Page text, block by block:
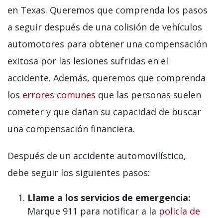
en Texas. Queremos que comprenda los pasos
a seguir después de una colisión de vehículos
automotores para obtener una compensación
exitosa por las lesiones sufridas en el
accidente. Además, queremos que comprenda
los errores comunes que las personas suelen
cometer y que dañan su capacidad de buscar
una compensación financiera.
Después de un accidente automovilístico,
debe seguir los siguientes pasos:
Llame a los servicios de emergencia:
Marque 911 para notificar a la policía de